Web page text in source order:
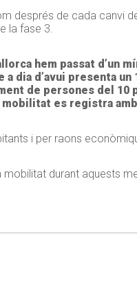
després de cada canvi
la fase 3.
hem passat d’un
a dia d’avui presenta un
de persones del 10
mobilitat es registra
i per raons
mobilitat durant aquests